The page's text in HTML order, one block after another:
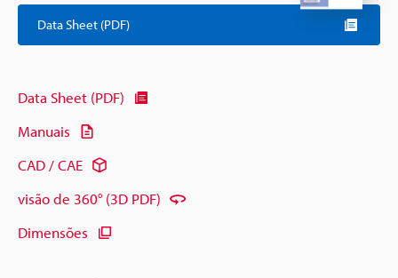
Data Sheet (PDF)
Data Sheet (PDF)
Manuais
CAD / CAE
visão de 360° (3D PDF)
Dimensões